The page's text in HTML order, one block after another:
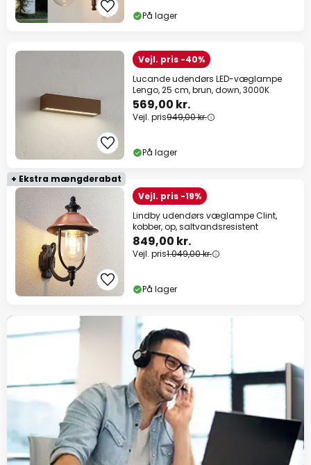
På lager
Vejl. pris -40%
Lucande udendørs LED-væglampe
Lengo, 25 cm, brun, down, 3000K
569,00 kr.
Vejl. pris949,00 kr.
På lager
+ Ekstra mængderabat
Vejl. pris -19%
Lindby udendørs væglampe Clint,
kobber, op, saltvandsresistent
849,00 kr.
Vejl. pris1.049,00 kr.
På lager